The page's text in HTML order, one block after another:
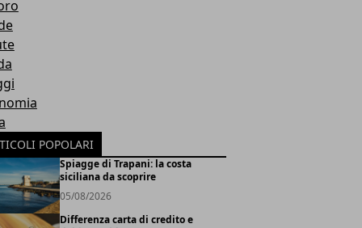
POPOLARI
Spiagge di Trapani: la costa
siciliana da scoprire
05/08/2026
Differenza carta di credito e